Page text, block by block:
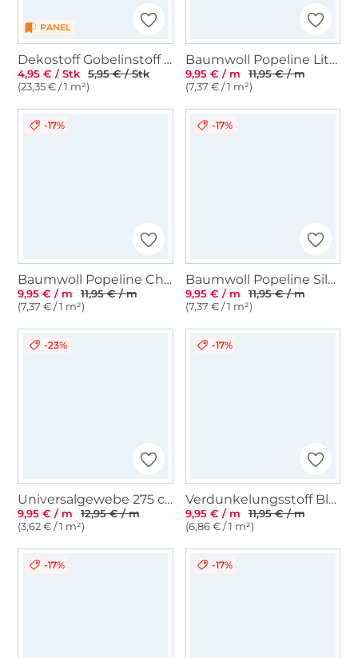
PANEL
Dekostoff Gobelinstoff Little Kitten Panel, 46 x 46 cm
4,95 € / Stk
5,95 € / Stk
(23,35 € / 1 m²)
Baumwoll Popeline Little Mistletoe, marine
9,95 € / m
11,95 € / m
(7,37 € / 1 m²)
-17%
Baumwoll Popeline Christmas Squares, rot
9,95 € / m
11,95 € / m
(7,37 € / 1 m²)
-17%
Baumwoll Popeline Silver Stars, creme
9,95 € / m
11,95 € / m
(7,37 € / 1 m²)
-23%
Universalgewebe 275 cm, weiß
9,95 € / m
12,95 € / m
(3,62 € / 1 m²)
-17%
Verdunkelungsstoff Black Out, marine
9,95 € / m
11,95 € / m
(6,86 € / 1 m²)
-17% -17%